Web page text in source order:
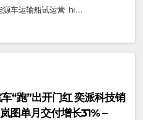
源车运输船试运营 hi…
“跑”出开门红 奕派科技销
图单月交付增长31% –